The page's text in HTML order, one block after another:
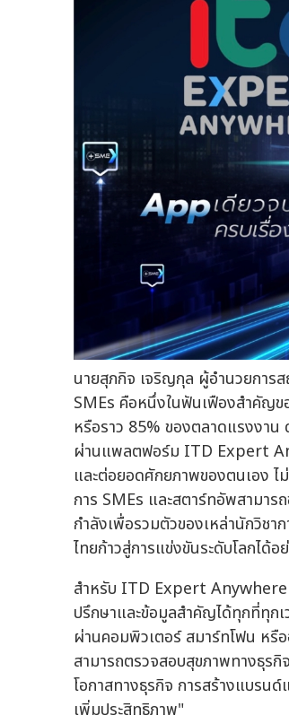
นายสุภกิจ เจริญกุล ผู้อำนวยการส
SMEs คือหนึ่งในฟันเฟืองสำคัญข
หรือราว 85% ของตลาดแรงงาน
ผ่านแพลตฟอร์ม ITD Expert
และต่อยอดศักยภาพของตนเอง ไ
การ SMEs และสตาร์ทอัพสามาร
กำลังเพื่อรวมตัวของเหล่านักวิช
ไทยก้าวสู่การแข่งขันระดับโลกได้อ
สำหรับ ITD Expert Anywhere
ปรึกษาและข้อมูลสำคัญได้ทุกที่ทุกเ
ผ่านคอมพิวเตอร์ สมาร์ทโฟน หรื
สามารถตรวจสอบสุขภาพทางธุร
โอกาสทางธุรกิจ การสร้างแบรน
เพิ่มประสิทธิภาพ"